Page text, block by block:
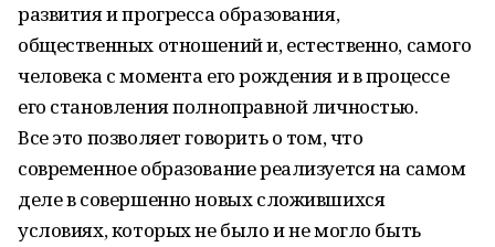
развития и прогресса образования,
общественных отношений и, естественно, самого
человека с момента его рождения и в процессе
его становления полноправной личностью.
Все это позволяет говорить о том, что
современное образование реализуется на самом
деле в совершенно новых сложившихся
условиях, которых не было и не могло быть